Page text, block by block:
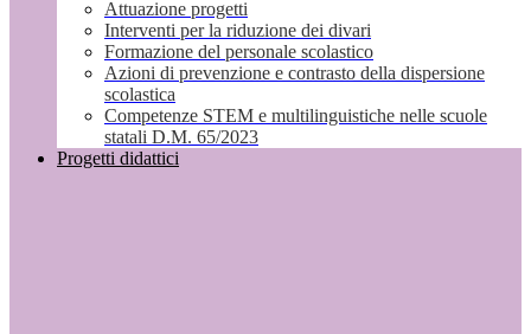
Attuazione progetti
Interventi per la riduzione dei divari
Formazione del personale scolastico
Azioni di prevenzione e contrasto della dispersione
scolastica
Competenze STEM e multilinguistiche nelle scuole
statali D.M. 65/2023
Progetti didattici